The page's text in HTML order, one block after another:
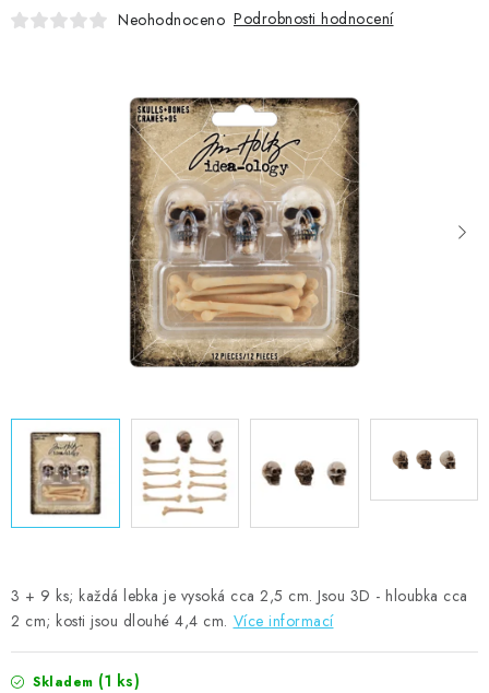
FOTORECENZE
MOJE OBJEDNÁVKA
Kontakty Moje objednávka
Oblíbené ♥️
Hodnocení obchodu
Obchodní podmínky
Podmínky ochrany osobních údajů
Ověřování recenzí
3 + 9 ks; každá lebka je vysoká cca 2,5 cm. Jsou 3D - hloubka cca
2 cm; kosti jsou dlouhé 4,4 cm. Více informací
Skladem (1 ks)
Neohodnoceno Podrobnosti hodnocení